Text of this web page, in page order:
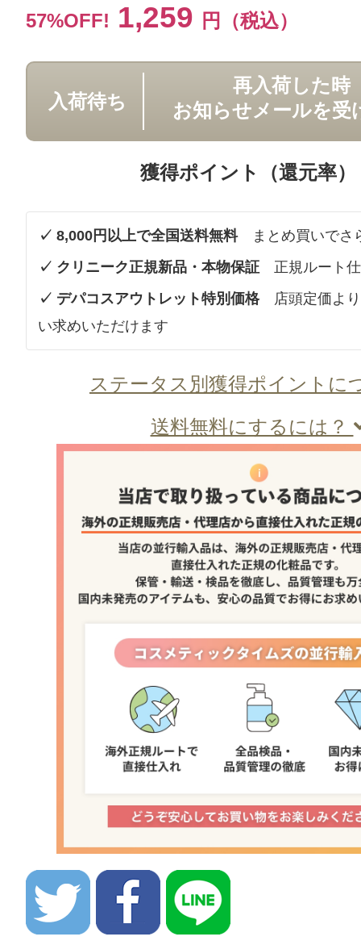
57%OFF! 1,259 円（税込）
入荷待ち
再入荷した時
お知らせメールを受
獲得ポイント（還元率）
✓ 8,000円以上で全国送料無料まとめ買いでさ
✓ クリニーク正規新品・本物保証 正規ルート
✓ デパコスアウトレット特別価格店頭定価より
い求めいただけます
ステータス別獲得ポイントに
送料無料にするには？